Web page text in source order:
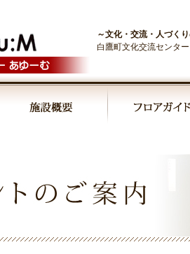
～文化・交流・人づく
白鷹町文化交流センタ